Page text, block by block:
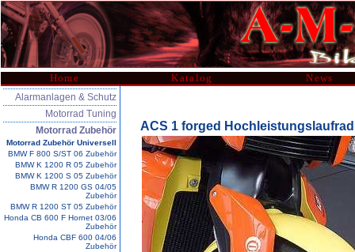
Home Katalog News
Alarmanlagen & Schutz
Motorrad Tuning
Motorrad Zubehör
Motorrad Zubehör Universell
BMW F 800 S/ST 06 Zubehör
BMW K 1200 R 05 Zubehör
BMW K 1200 S 05 Zubehör
BMW R 1200 GS 04/05
Zubehör
BMW R 1200 ST 05 Zubehör
Honda CB 600 F Hornet 03/06
Zubehör
Honda CBF 600 04/06
Zubehör
ACS 1 forged